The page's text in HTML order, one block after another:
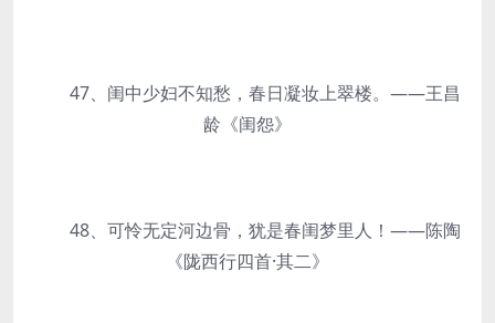
47、闺中少妇不知愁，春日凝妆上翠楼。——王昌
龄《闺怨》
48、可怜无定河边骨，犹是春闺梦里人！——陈陶
《陇西行四首·其二》